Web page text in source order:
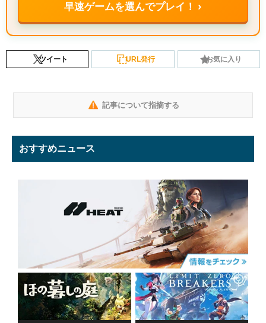
早速ゲームを選んでプレイ！ ›
ツイート URL発行 お気に入り
記事について指摘する
おすすめニュース